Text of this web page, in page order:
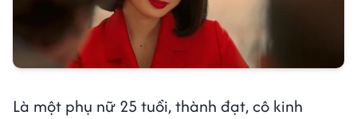
Là một phụ nữ 25 tuổi, thành đạt, cô kinh